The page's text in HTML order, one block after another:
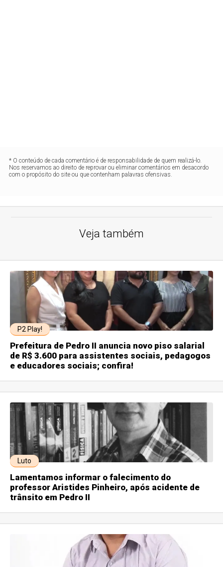
* O conteúdo de cada comentário é de responsabilidade de quem realizá-lo.
Nos reservamos ao direito de reprovar ou eliminar comentários em desacordo
com o propósito do site ou que contenham palavras ofensivas.
Veja também
P2 Play!
Prefeitura de Pedro II anuncia novo piso salarial
de R$ 3.600 para assistentes sociais, pedagogos
e educadores sociais; confira!
Luto
Lamentamos informar o falecimento do
professor Aristides Pinheiro, após acidente de
trânsito em Pedro II